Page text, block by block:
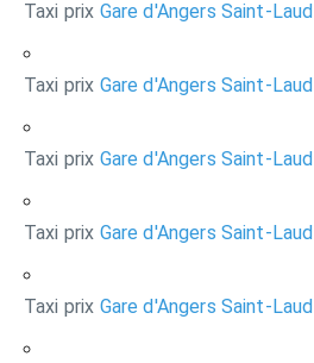
Taxi prix Gare d'Angers Saint-Laud
Taxi prix Gare d'Angers Saint-Laud
Taxi prix Gare d'Angers Saint-Laud
Taxi prix Gare d'Angers Saint-Laud
Taxi prix Gare d'Angers Saint-Laud